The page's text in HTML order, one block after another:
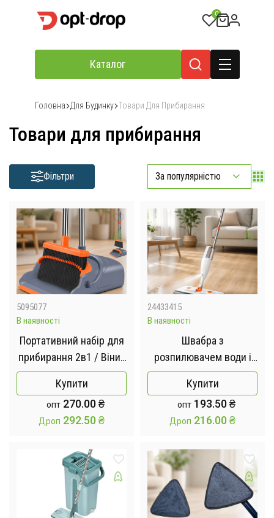
0
Каталог
Головна Для Будинку Товари Для Прибирання
Товари для прибирання
Фільтри За популярністю
5095077
В наявності
Портативний набір для
прибирання 2в1 / Віник
та совок із
самоочищенням
Купити
опт 270.00₴
Дроп 292.50₴
24433415
В наявності
Швабра з
розпилювачем води і
насадкою з мікрофібри
300 мл / Швабра, що
обертається 2в1 360°
Купити
опт 193.50₴
Дроп 216.00₴